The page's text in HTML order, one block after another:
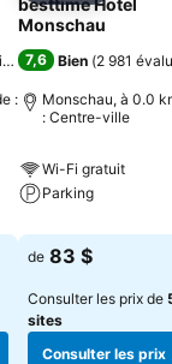
)
:
besttime Hotel
Monschau
7,6 Bien (2 981
Monschau, à 0.0
: Centre-ville
Wi-Fi gratuit
Parking
de 83 $
Consulter les prix de
sites
Consulter les prix